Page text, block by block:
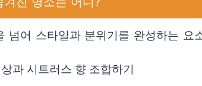
넘어 스타일과 분위기를 완성하는
과 시트러스 향 조합하기